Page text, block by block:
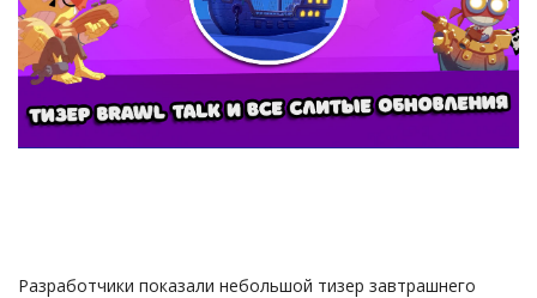
Русский
Разработчики показали небольшой тизер завтрашнего